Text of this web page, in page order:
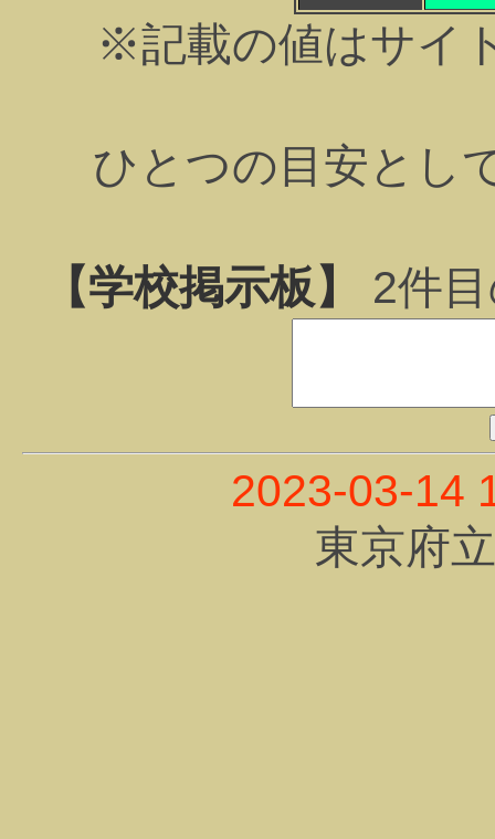
※記載の値はサイ
ひとつの目安とし
【学校掲示板】 2件
2023-03-14
東京府